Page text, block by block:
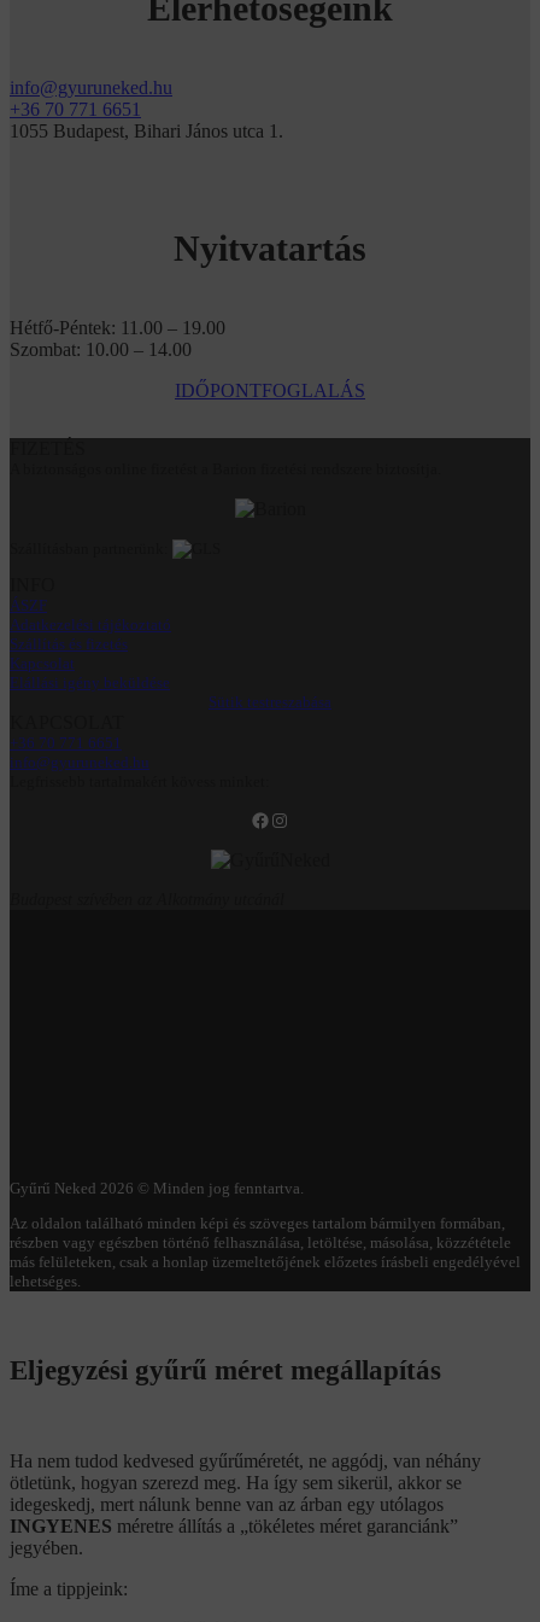
info@gyuruneked.hu
+36 70 771 6651
1055 Budapest, Bihari János utca 1.
Nyitvatartás
Hétfő-Péntek: 11.00 – 19.00
Szombat: 10.00 – 14.00
IDŐPONTFOGLALÁS
ÁSZF
Adatkezelési tájékoztató
Szállítás és fizetés
Kapcsolat
Elállási igény beküldése
Sütik testreszabása
+36 70 771 6651
info@gyuruneked.hu
Facebook
Instagram
Gyűrű Neked 2026 © Minden jog fenntartva.
Az oldalon található minden képi és szöveges tartalom bármilyen formában,
részben vagy egészben történő felhasználása, letöltése, másolása, közzététele
más felületeken, csak a honlap üzemeltetőjének előzetes írásbeli engedélyével
lehetséges.
Eljegyzési gyűrű méret megállapítás
Ha nem tudod kedvesed gyűrűméretét, ne aggódj, van néhány
ötletünk, hogyan szerezd meg. Ha így sem sikerül, akkor se
idegeskedj, mert nálunk benne van az árban egy utólagos
INGYENES méretre állítás a „tökéletes méret garanciánk”
jegyében.
Íme a tippjeink: